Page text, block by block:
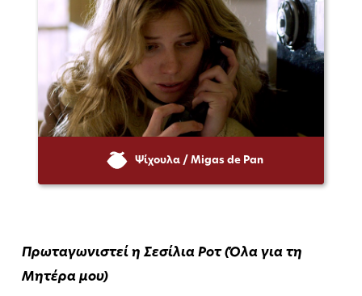
Ψίχουλα / Migas de Pan
Πρωταγωνιστεί η Σεσίλια Ροτ (Όλα για τη
Μητέρα μου)